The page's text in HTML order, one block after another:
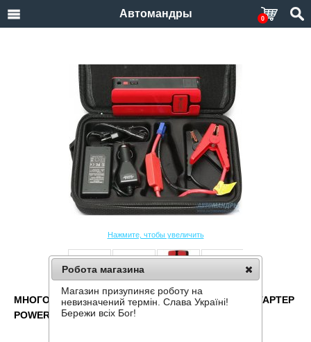
Автомандры 0
Нажмите, чтобы увеличить
МНОГОФУНКЦИОНАЛЬНЫЙ АВТОМОБИЛЬНЫЙ СТАРТЕР
POWERPLANT V6
Робота магазина
Магазин призупиняє роботу на
невизначений термін. Слава Україні!
Бережи всіх Бог!